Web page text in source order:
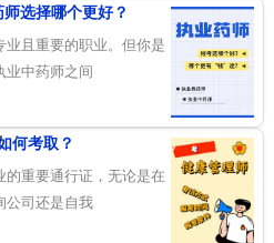
选择哪个更好？
且重要的职业。但你是
业中药师之间
何考取？
重要通行证，无论是在
公司还是自我